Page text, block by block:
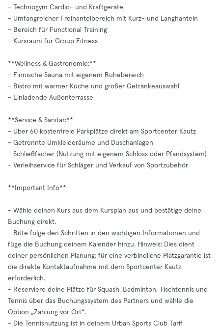
- Technogym Cardio- und Kraftgeräte
- Umfangreicher Freihantelbereich mit Kurz- und Langhanteln
- Bereich für Functional Training
- Kursraum für Group Fitness
**Wellness & Gastronomie:**
- Finnische Sauna mit eigenem Ruhebereich
- Bistro mit warmer Küche und großer Getränkeauswahl
- Einladende Außenterrasse
**Service & Sanitär:**
- Über 60 kostenfreie Parkplätze direkt am Sportcenter Kautz
- Getrennte Umkleideräume und Duschanlagen
- Schließfächer (Nutzung mit eigenem Schloss oder Pfandsystem)
- Verleihservice für Schläger und Verkauf von Sportzubehör
**Important Info**
- Wähle deinen Kurs aus dem Kursplan aus und bestätige deine
Buchung direkt.
- Bitte folge den Schritten in den wichtigen Informationen und
füge die Buchung deinem Kalender hinzu. Hinweis: Dies dient
deiner persönlichen Planung; für eine verbindliche Platzgarantie ist
die direkte Kontaktaufnahme mit dem Sportcenter Kautz
erforderlich.
- Reserviere deine Plätze für Squash, Badminton, Tischtennis und
Tennis über das Buchungssystem des Partners und wähle die
Option „Zahlung vor Ort“.
- Die Tennisnutzung ist in deinem Urban Sports Club Tarif